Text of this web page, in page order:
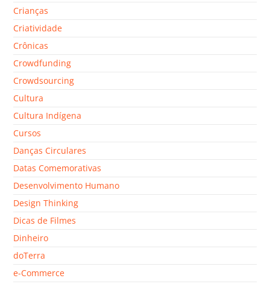
Crianças
Criatividade
Crônicas
Crowdfunding
Crowdsourcing
Cultura
Cultura Indígena
Cursos
Danças Circulares
Datas Comemorativas
Desenvolvimento Humano
Design Thinking
Dicas de Filmes
Dinheiro
doTerra
e-Commerce